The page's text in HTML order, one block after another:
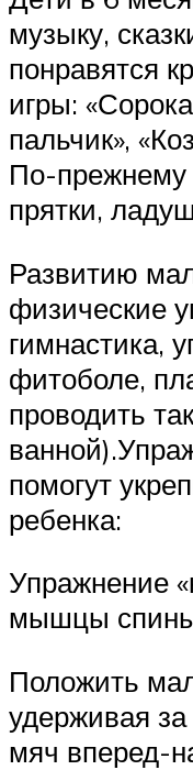
музыку,
понравятся
игры:
пальчик»,
По-прежнему
прятки,
Развитию
физические
гимнастика,
фитоболе,
проводить
помогут
ребенка:
Упражнение
мышцы
Положить
удерживая
мяч вперед-